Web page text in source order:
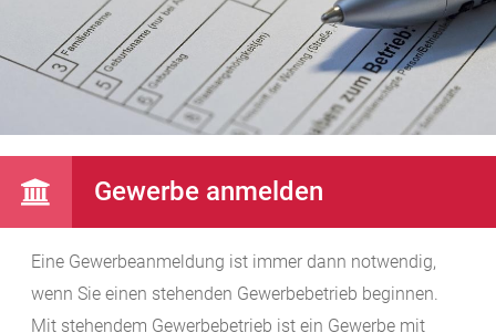
Gewerbe anmelden
Eine Gewerbeanmeldung ist immer dann notwendig,
wenn Sie einen stehenden Gewerbebetrieb beginnen.
Mit stehendem Gewerbebetrieb ist ein Gewerbe mit